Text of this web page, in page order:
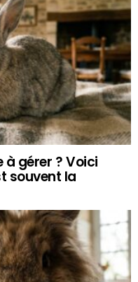
gérer ? Voici
souvent la